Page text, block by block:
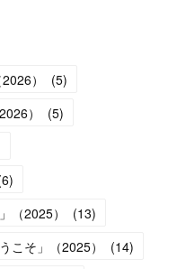
）
(5)
）
(5)
6)
（2025）
(13)
こそ」（2025）
(14)